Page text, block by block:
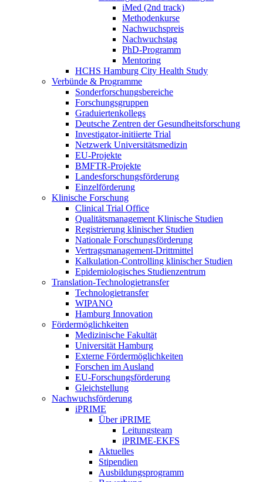
iMed (2nd track)
Methodenkurse
Nachwuchspreis
Nachwuchstag
PhD-Programm
Mentoring
HCHS Hamburg City Health Study
Verbünde & Programme
Sonderforschungsbereiche
Forschungsgruppen
Graduiertenkollegs
Deutsche Zentren der Gesundheitsforschung
Investigator-initiierte Trial
Netzwerk Universitätsmedizin
EU-Projekte
BMFTR-Projekte
Landesforschungsförderung
Einzelförderung
Klinische Forschung
Clinical Trial Office
Qualitätsmanagement Klinische Studien
Registrierung klinischer Studien
Nationale Forschungsförderung
Vertragsmanagement-Drittmittel
Kalkulation-Controlling klinischer Studien
Epidemiologisches Studienzentrum
Translation-Technologietransfer
Technologietransfer
WIPANO
Hamburg Innovation
Fördermöglichkeiten
Medizinische Fakultät
Universität Hamburg
Externe Fördermöglichkeiten
Forschen im Ausland
EU-Forschungsförderung
Gleichstellung
Nachwuchsförderung
iPRIME
Über iPRIME
Leitungsteam
iPRIME-EKFS
Aktuelles
Stipendien
Ausbildungsprogramm